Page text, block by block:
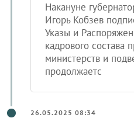
Накануне
Игорь Кобзев
Указы и
кадрового состава
министерств и
продолжаетс
26.05.2025 08:34